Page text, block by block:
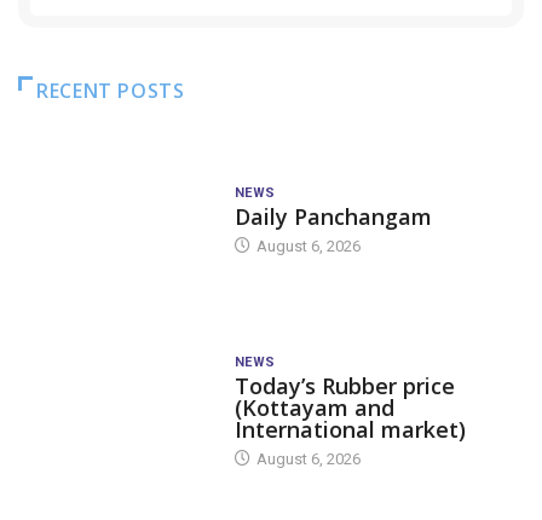
RECENT POSTS
NEWS
Daily Panchangam
August 6, 2026
NEWS
Today’s Rubber price
(Kottayam and
International market)
August 6, 2026